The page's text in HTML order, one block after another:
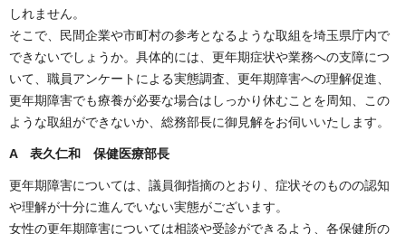
しれません。
そこで、民間企業や市町村の参考となるような取組を埼玉県庁内で
できないでしょうか。具体的には、更年期症状や業務への支障につ
いて、職員アンケートによる実態調査、更年期障害への理解促進、
更年期障害でも療養が必要な場合はしっかり休むことを周知、この
ような取組ができないか、総務部長に御見解をお伺いいたします。
A 表久仁和 保健医療部長
更年期障害については、議員御指摘のとおり、症状そのものの認知
や理解が十分に進んでいない実態がございます。
女性の更年期障害については相談や受診ができるよう、各保健所の